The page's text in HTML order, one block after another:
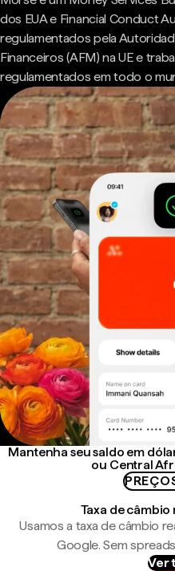
dos EUA e Financial Conduct
regulamentados pela
Financeiros (AFM) na UE e
regulamentados em todo o
Mantenha seu saldo em
ou Central
Taxa de câmbio
Usamos a taxa de câmbio
Google. Sem
Ver